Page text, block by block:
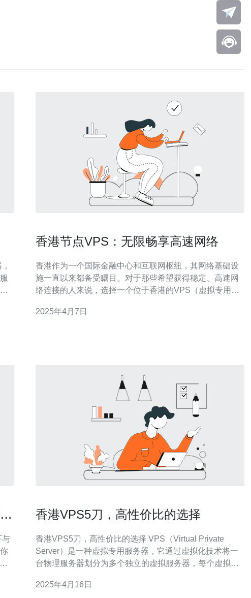
香港节点VPS：无限畅享高速网络
香港作为一个国际金融中心和互联网枢纽，其网络基础设
施一直以来都备受瞩目。对于那些希望获得稳定、高速网
络连接的人来说，选择一个位于香港的VPS（虚拟专用服
什么香港节点VPS能够带给我们无限畅享的高速网络。 香
2025年4月7日
与
”
香港VPS5刀，高性价比的选择
香港VPS5刀，高性价比的选择 VPS（Virtual Private
Server）是一种虚拟专用服务器，它通过虚拟化技术将一
台物理服务器划分为多个独立的虚拟服务器，每个虚拟服
性和可定制性，可以满足不同用户的需求。
2025年4月16日